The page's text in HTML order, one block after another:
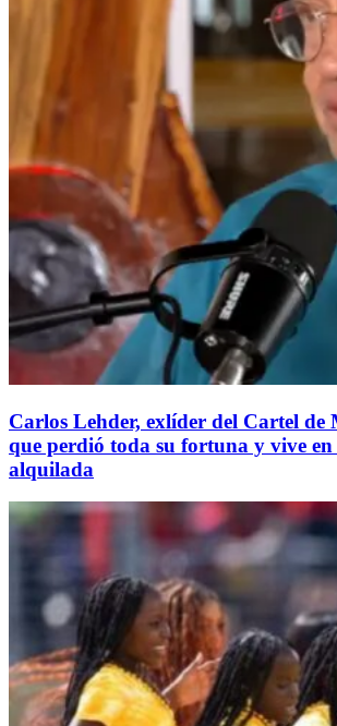
Carlos Lehder, exlíder del Cartel de
que perdió toda su fortuna y vive en
alquilada